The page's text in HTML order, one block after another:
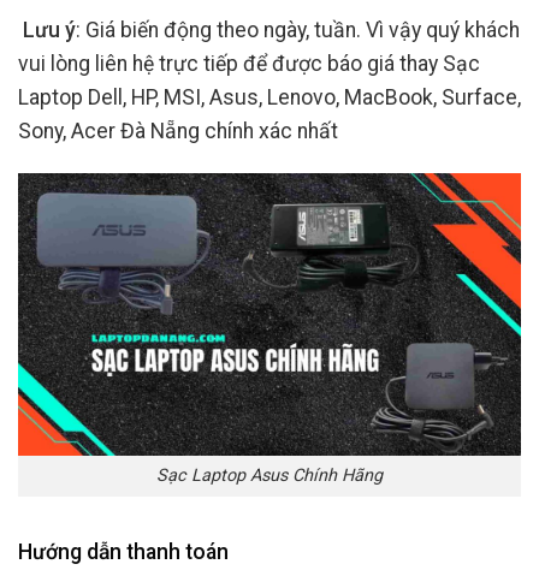
Lưu ý: Giá biến động theo ngày, tuần. Vì vậy quý khách
vui lòng liên hệ trực tiếp để được báo giá thay Sạc
Laptop Dell, HP, MSI, Asus, Lenovo, MacBook, Surface,
Sony, Acer Đà Nẵng chính xác nhất
Sạc Laptop Asus Chính Hãng
Hướng dẫn thanh toán